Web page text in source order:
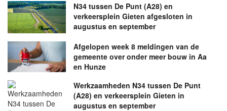
N34 tussen De Punt (A28) en
verkeersplein Gieten afgesloten in
augustus en september
Afgelopen week 8 meldingen van de
gemeente over onder meer bouw in Aa
en Hunze
Werkzaamheden N34 tussen De Punt
(A28) en verkeersplein Gieten in
augustus en september